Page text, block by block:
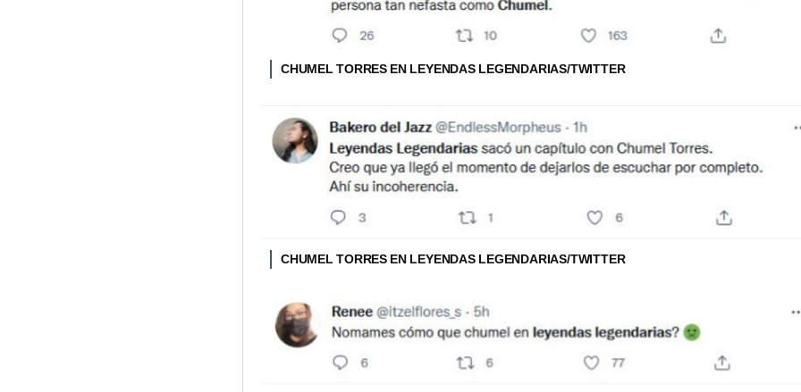
CHUMEL TORRES EN LEYENDAS LEGENDARIAS/TWITTER
CHUMEL TORRES EN LEYENDAS LEGENDARIAS/TWITTER